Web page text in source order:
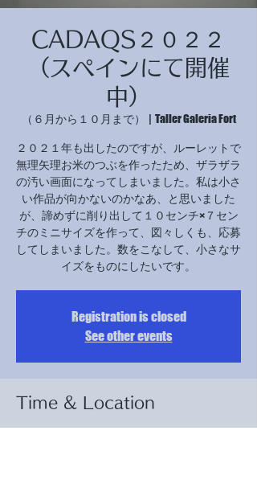
© Copyright
CADAQS２０２２
（スペインにて開催
中）
（６月から１０月まで）
  |
Taller Galeria Fort
２０２１年も出したのですが、ルーレットで
無理矢理お米のつぶを作ったため、ザラザラ
の汚い画面になってしまいました。私は小さ
い作品が向かないのかなあ、と思いました
が、諦めずに削り出して１０センチ×７セン
チのミニサイズを作って、図々しくも、応募
してしまいました。数をこなして、小さなサ
イズをものにしたいです。
Registration is closed
See other events
Time & Location